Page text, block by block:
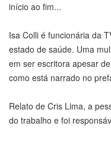
início ao fim...
Isa Colli é funcionária da
estado de saúde. Uma
em ser escritora apesar
como está narrado no
Relato de Cris Lima, a
do trabalho e foi